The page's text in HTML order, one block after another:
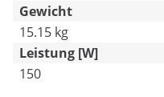
Gewicht
15.15 kg
Leistung [W]
150